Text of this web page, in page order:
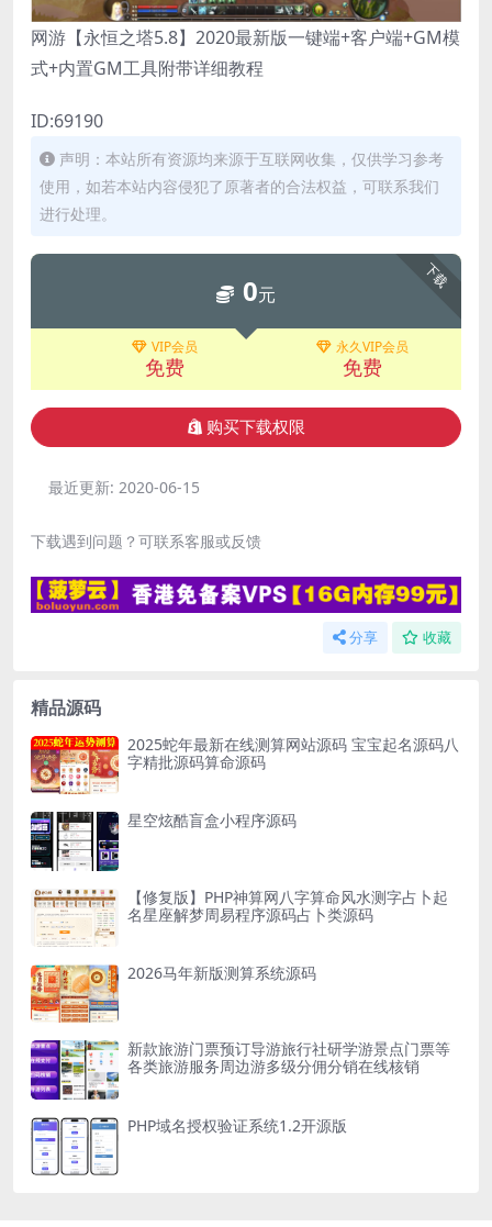
网游【永恒之塔5.8】2020最新版一键端+客户端+GM模
式+内置GM工具附带详细教程
ID:69190
声明：本站所有资源均来源于互联网收集，仅供学习参考
使用，如若本站内容侵犯了原著者的合法权益，可联系我们
进行处理。
下载
0元
VIP会员
免费
永久VIP会员
免费
购买下载权限
最近更新: 2020-06-15
下载遇到问题？可联系客服或反馈
分享 收藏
精品源码
2025蛇年最新在线测算网站源码 宝宝起名源码八
字精批源码算命源码
星空炫酷盲盒小程序源码
【修复版】PHP神算网八字算命风水测字占卜起
名星座解梦周易程序源码占卜类源码
2026马年新版测算系统源码
新款旅游门票预订导游旅行社研学游景点门票等
各类旅游服务周边游多级分佣分销在线核销
PHP域名授权验证系统1.2开源版